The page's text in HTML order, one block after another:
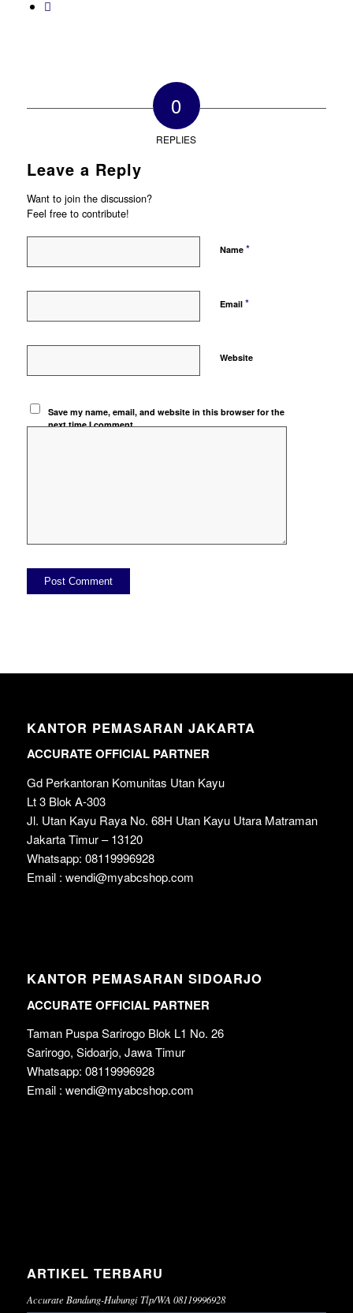
0
REPLIES
Leave a Reply
Want to join the discussion?
Feel free to contribute!
Name *
Email *
Website
Save my name, email, and website in this browser for the
next time I comment.
KANTOR PEMASARAN JAKARTA
ACCURATE OFFICIAL PARTNER
Gd Perkantoran Komunitas Utan Kayu
Lt 3 Blok A-303
Jl. Utan Kayu Raya No. 68H Utan Kayu Utara Matraman
Jakarta Timur – 13120
Whatsapp: 08119996928
Email : wendi@myabcshop.com
KANTOR PEMASARAN SIDOARJO
ACCURATE OFFICIAL PARTNER
Taman Puspa Sarirogo Blok L1 No. 26
Sarirogo, Sidoarjo, Jawa Timur
Whatsapp: 08119996928
Email : wendi@myabcshop.com
ARTIKEL TERBARU
Accurate Bandung-Hubungi Tlp/WA 08119996928